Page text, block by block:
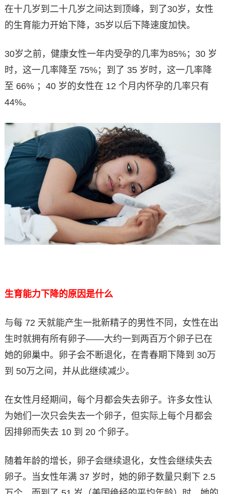
在十几岁到二十几岁之间达到顶峰，到了30岁，女性
的生育能力开始下降，35岁以后下降速度加快。
30岁之前，健康女性一年内受孕的几率为85%；30 岁
时，这一几率降至 75%；到了 35 岁时，这一几率降
至 66% ；40 岁的女性在 12 个月内怀孕的几率只有
44%。
生育能力下降的原因是什么
与每 72 天就能产生一批新精子的男性不同，女性在出
生时就拥有所有卵子——大约一到两百万个卵子已在
她的卵巢中。卵子会不断退化，在青春期下降到 30万
到 50万之间，并从此继续减少。
在女性月经期间，每个月都会失去卵子。许多女性认
为她们一次只会失去一个卵子，但实际上每个月都会
因排卵而失去 10 到 20 个卵子。
随着年龄的增长，卵子会继续退化，女性会继续失去
卵子。当女性年满 37 岁时，她的卵子数量只剩下 2.5